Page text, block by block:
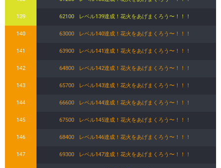
139 62100 レベル139達成！花火をあげまくろう〜！！！
140 63000 レベル140達成！花火をあげまくろう〜！！！
141 63900 レベル141達成！花火をあげまくろう〜！！！
142 64800 レベル142達成！花火をあげまくろう〜！！！
143 65700 レベル143達成！花火をあげまくろう〜！！！
144 66600 レベル144達成！花火をあげまくろう〜！！！
145 67500 レベル145達成！花火をあげまくろう〜！！！
146 68400 レベル146達成！花火をあげまくろう〜！！！
147 69300 レベル147達成！花火をあげまくろう〜！！！